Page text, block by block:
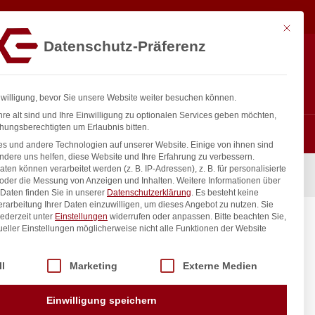
Weiß, ø65x(H)415mm
inkl. / exkl. MwSt.
€ exkl. MwSt. In den Warenkorb
Mit
Datenschutz-Präferenz
bevor Sie unsere Website weiter besuchen können.
alt sind und Ihre Einwilligung zu optionalen Services geben möchten,
um Erlaubnis bitten.
und andere Technologien auf unserer Website. Einige von ihnen sind
uns helfen, diese Website und Ihre Erfahrung zu verbessern.
können verarbeitet werden (z. B. IP-Adressen), z. B. für personalisierte
die Messung von Anzeigen und Inhalten. Weitere Informationen über
finden Sie in unserer Datenschutzerklärung. Es besteht keine
Ihrer Daten einzuwilligen, um dieses Angebot zu nutzen. Sie
unter Einstellungen widerrufen oder anpassen. Bitte beachten Sie,
Einstellungen möglicherweise nicht alle Funktionen der Website
Service-Gruppen, für die eine Einwilligung erteilt werden kann.
Marketing Externe Medien
Einwilligung speichern